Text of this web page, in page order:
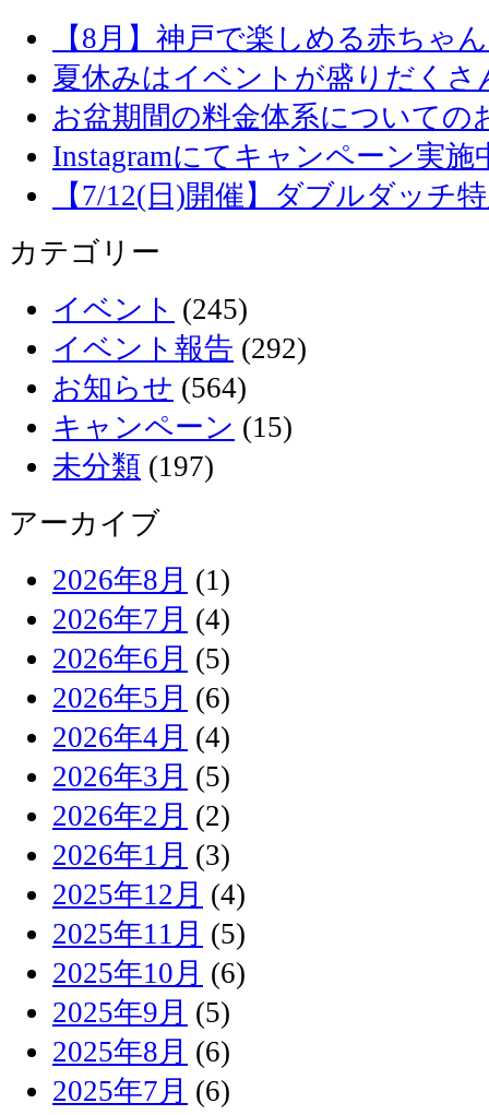
【8月】神戸で楽しめる赤ちゃ
夏休みはイベントが盛りだくさ
お盆期間の料金体系についての
Instagramにてキャンペーン実施
【7/12(日)開催】ダブルダッチ
カテゴリー
イベント (245)
イベント報告 (292)
お知らせ (564)
キャンペーン (15)
未分類 (197)
アーカイブ
2026年8月 (1)
2026年7月 (4)
2026年6月 (5)
2026年5月 (6)
2026年4月 (4)
2026年3月 (5)
2026年2月 (2)
2026年1月 (3)
2025年12月 (4)
2025年11月 (5)
2025年10月 (6)
2025年9月 (5)
2025年8月 (6)
2025年7月 (6)